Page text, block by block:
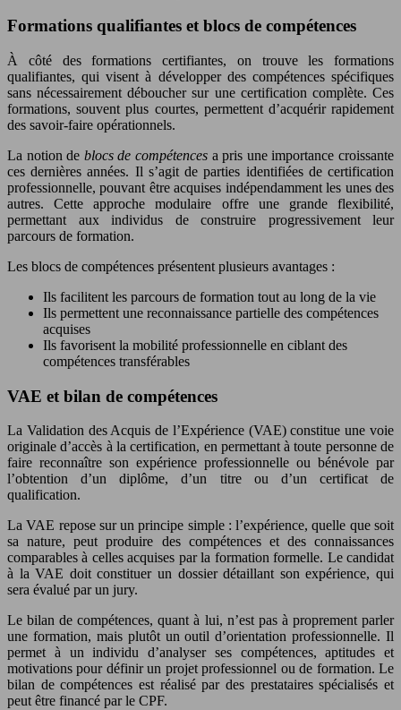
Formations qualifiantes et blocs de compétences
À côté des formations certifiantes, on trouve les formations
qualifiantes, qui visent à développer des compétences spécifiques
sans nécessairement déboucher sur une certification complète. Ces
formations, souvent plus courtes, permettent d’acquérir rapidement
des savoir-faire opérationnels.
La notion de blocs de compétences a pris une importance croissante
ces dernières années. Il s’agit de parties identifiées de certification
professionnelle, pouvant être acquises indépendamment les unes des
autres. Cette approche modulaire offre une grande flexibilité,
permettant aux individus de construire progressivement leur
parcours de formation.
Les blocs de compétences présentent plusieurs avantages :
Ils facilitent les parcours de formation tout au long de la vie
Ils permettent une reconnaissance partielle des compétences
acquises
Ils favorisent la mobilité professionnelle en ciblant des
compétences transférables
VAE et bilan de compétences
La Validation des Acquis de l’Expérience (VAE) constitue une voie
originale d’accès à la certification, en permettant à toute personne de
faire reconnaître son expérience professionnelle ou bénévole par
l’obtention d’un diplôme, d’un titre ou d’un certificat de
qualification.
La VAE repose sur un principe simple : l’expérience, quelle que soit
sa nature, peut produire des compétences et des connaissances
comparables à celles acquises par la formation formelle. Le candidat
à la VAE doit constituer un dossier détaillant son expérience, qui
sera évalué par un jury.
Le bilan de compétences, quant à lui, n’est pas à proprement parler
une formation, mais plutôt un outil d’orientation professionnelle. Il
permet à un individu d’analyser ses compétences, aptitudes et
motivations pour définir un projet professionnel ou de formation. Le
bilan de compétences est réalisé par des prestataires spécialisés et
peut être financé par le CPF.